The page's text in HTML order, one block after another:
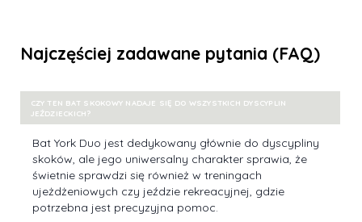
Najczęściej zadawane pytania (FAQ)
CZY TEN BAT SKOKOWY NADAJE SIĘ DO WSZYSTKICH DYSCYPLIN
JEŹDZIECKICH?
Bat York Duo jest dedykowany głównie do dyscypliny
skoków, ale jego uniwersalny charakter sprawia, że
świetnie sprawdzi się również w treningach
ujeżdżeniowych czy jeździe rekreacyjnej, gdzie
potrzebna jest precyzyjna pomoc.